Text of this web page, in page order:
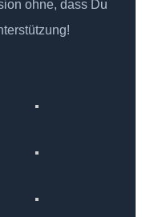
ohne, dass Du